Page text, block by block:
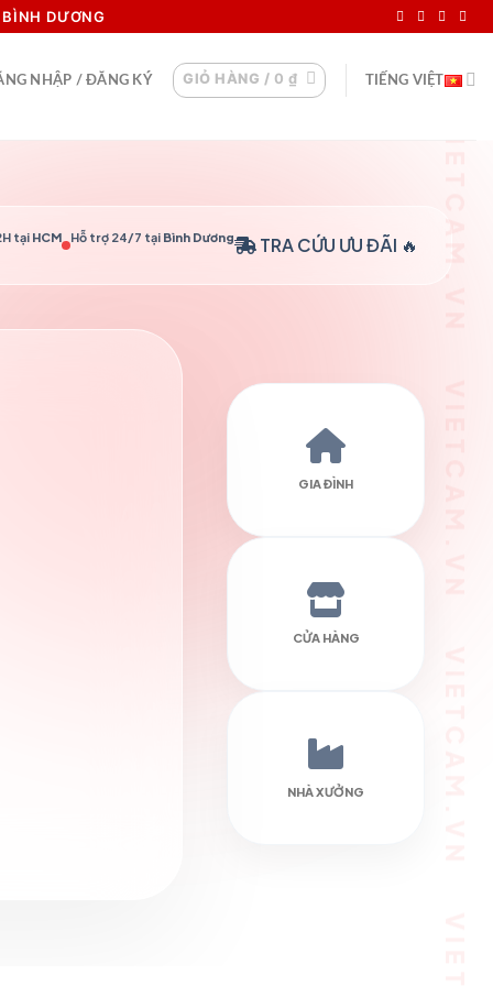
DƯƠNG
NHẬP / ĐĂNG KÝ GIỎ HÀNG / 0 ₫ TIẾNG VIỆT
tại HCM Hỗ trợ 24/7 tại Bình Dương TRA CỨU ƯU ĐÃI 🔥
GIA ĐÌNH
CỬA HÀNG
NHÀ XƯỞNG